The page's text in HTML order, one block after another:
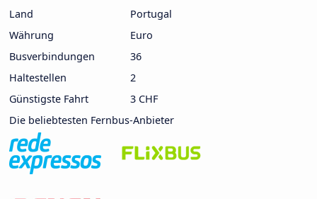
Land
Portugal
Währung
Euro
Busverbindungen
36
Haltestellen
2
Günstigste Fahrt
3 CHF
Die beliebtesten Fernbus-Anbieter